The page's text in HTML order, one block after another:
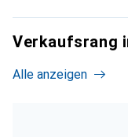
Verkaufsrang
Alle anzeigen